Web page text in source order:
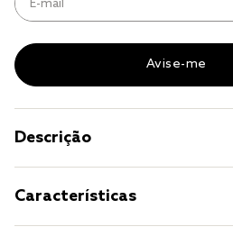
Descrição
Características
jogo cama casal